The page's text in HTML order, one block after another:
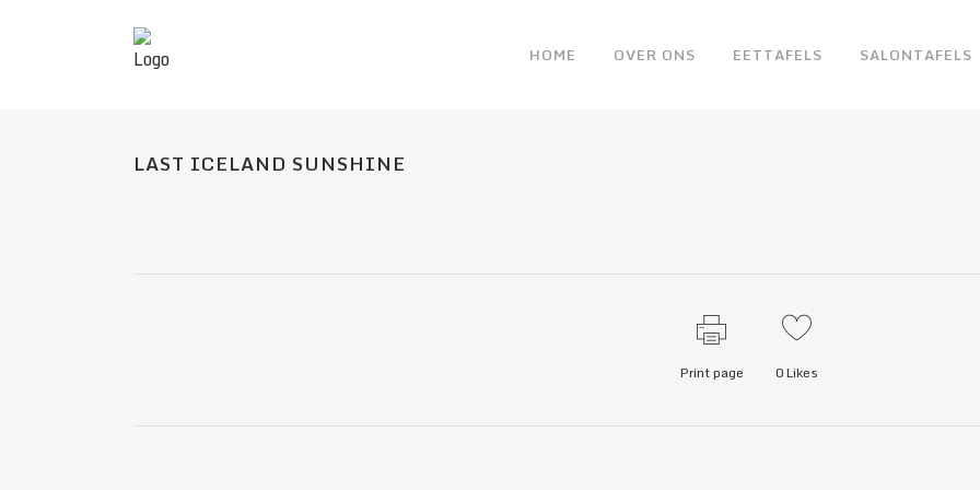
HOME OVER ONS EETTAFELS SALONTAFELS
LAST ICELAND SUNSHINE
Print page 0Likes